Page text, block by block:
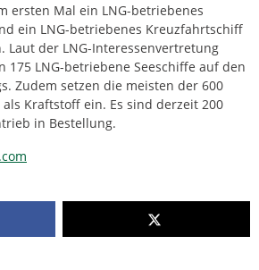
ersten Mal ein LNG-betriebenes
ein LNG-betriebenes Kreuzfahrtschiff
Laut der LNG-Interessenvertretung
175 LNG-betriebene Seeschiffe auf den
Zudem setzen die meisten der 600
als Kraftstoff ein. Es sind derzeit 200
in Bestellung.